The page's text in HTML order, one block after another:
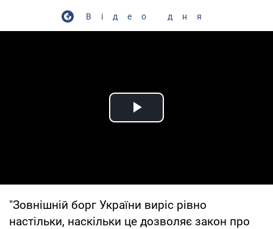
Відео дня
Play Video
"Зовнішній борг України виріс рівно
настільки, наскільки це дозволяє закон про